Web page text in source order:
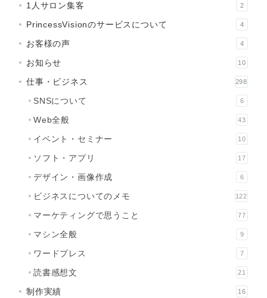
1人サロン集客 2
PrincessVisionのサービスについて 4
お客様の声 4
お知らせ 10
仕事・ビジネス 298
SNSについて 6
Web全般 43
イベント・セミナー 10
ソフト・アプリ 17
デザイン・画像作成 6
ビジネスについてのメモ 122
マーケティングで思うこと 77
マシン全般 9
ワードプレス 7
読書感想文 21
制作実績 16